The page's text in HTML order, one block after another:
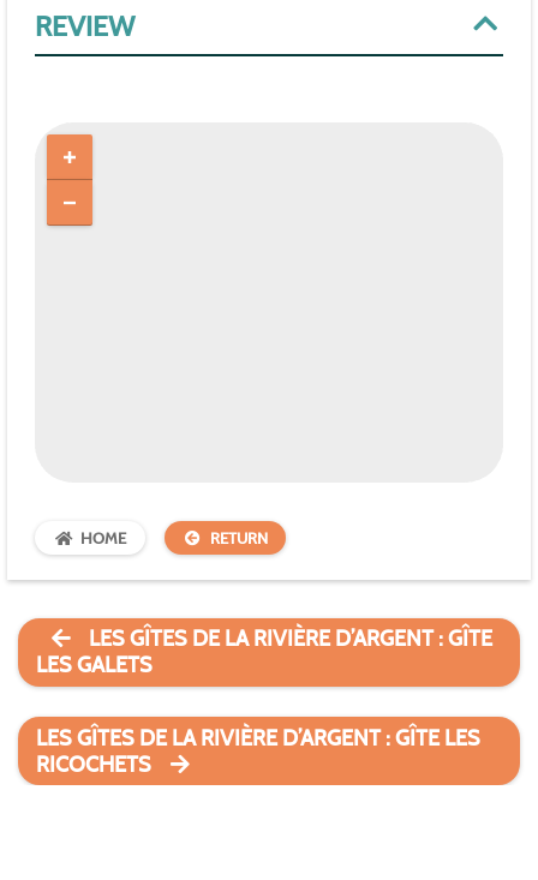
REVIEW
HOME RETURN
LES GÎTES DE LA RIVIÈRE D’ARGENT : GÎTE
LES GALETS
LES GÎTES DE LA RIVIÈRE D’ARGENT : GÎTE LES
RICOCHETS